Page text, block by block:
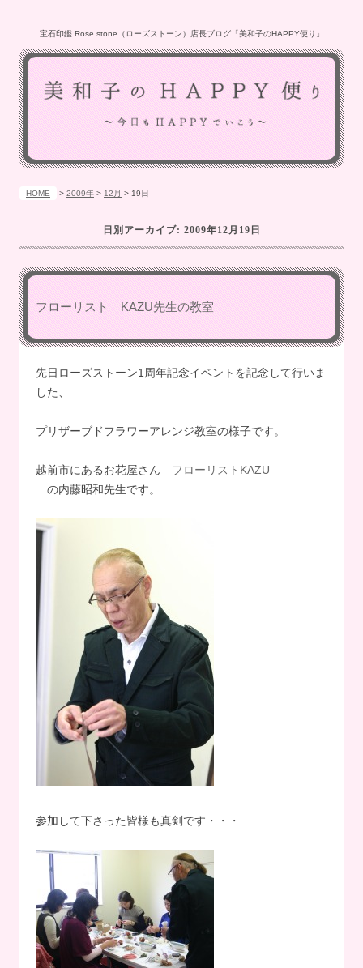
宝石印鑑 Rose stone（ローズストーン）店長ブログ「美和子のHAPPY便り」
HOME > 2009年 > 12月 > 19日
日別アーカイブ: 2009年12月19日
フローリスト KAZU先生の教室
先日ローズストーン1周年記念イベントを記念して行いま
した、
プリザーブドフラワーアレンジ教室の様子です。
越前市にあるお花屋さん フローリストKAZU
の内藤昭和先生です。
参加して下さった皆様も真剣です・・・